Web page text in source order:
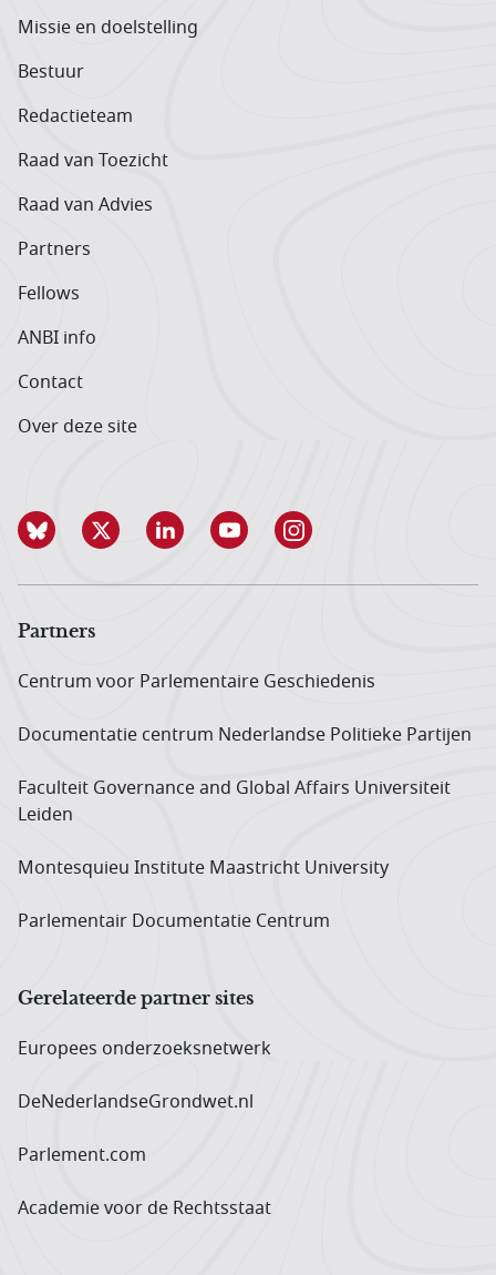
Missie en doelstelling
Bestuur
Redactieteam
Raad van Toezicht
Raad van Advies
Partners
Fellows
ANBI info
Contact
Over deze site
Partners
Centrum voor Parlementaire Geschiedenis
Documentatie centrum Neder­landse Politieke Partijen
Faculteit Governance and Global Affairs Universiteit
Leiden
Montesquieu Institute Maastricht University
Parlementair Documentatie Centrum
Gerelateerde partner sites
Europees onderzoeks­netwerk
DeNederlandseGrondwet.nl
Parlement.com
Academie voor de Rechtsstaat